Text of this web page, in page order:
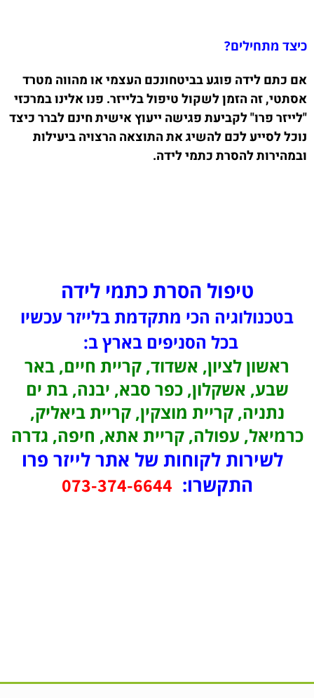
כיצד מתחילים?
אם כתם לידה פוגע בביטחונכם העצמי או מהווה מטרד
אסתטי, זה הזמן לשקול טיפול בלייזר. פנו אלינו במרכזי
"לייזר פרו" לקביעת פגישה ייעוץ אישית חינם לברר כיצד
נוכל לסייע לכם להשיג את התוצאה הרצויה ביעילות
ובמהירות להסרת כתמי לידה.
טיפול הסרת כתמי לידה
בטכנולוגיה הכי מתקדמת בלייזר עכשיו
בכל הסניפים בארץ ב:
ראשון לציון, אשדוד, קריית חיים, באר
שבע, אשקלון, כפר סבא, יבנה, בת ים
נתניה, קריית מוצקין, קריית ביאליק,
כרמיאל, עפולה, קריית אתא, חיפה, גדרה
לשירות לקוחות של אתר לייזר פרו
התקשרו: 073-374-6644